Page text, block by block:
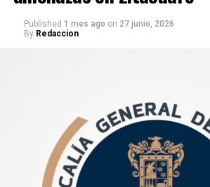
Published 1 mes ago on 27 junio, 2026
By Redaccion